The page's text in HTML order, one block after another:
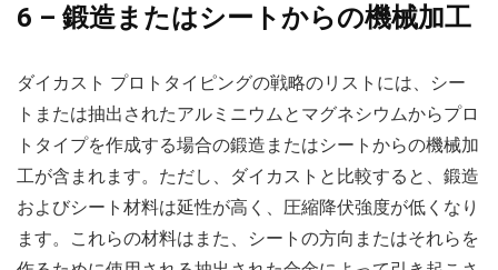
6 – 鍛造またはシートからの機械加工
ダイカスト プロトタイピングの戦略のリストには、シー
トまたは抽出されたアルミニウムとマグネシウムからプロ
トタイプを作成する場合の鍛造またはシートからの機械加
工が含まれます。ただし、ダイカストと比較すると、鍛造
およびシート材料は延性が高く、圧縮降伏強度が低くなり
ます。これらの材料はまた、シートの方向またはそれらを